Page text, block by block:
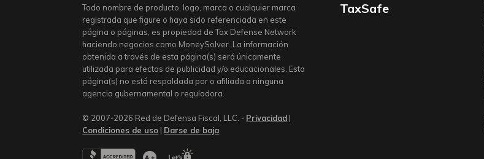
Todo nombre de producto, logo, marca o cualquier marca
registrada que figure o haya sido referenciada en este
página o páginas, es propiedad de Tax Defense Network
haciendo negocios como MoneySolver. La información
obtenida a través de esta página(s) será únicamente
utilizada para efectos de publicidad y/o educacionales. Esta
página(s) no está respaldada por o afiliada a ninguna
agencia gubernamental o reguladora.
© 2007-2026 Red de Defensa Fiscal, LLC. - Privacidad |
Condiciones de uso | Darse de baja
TaxSafe